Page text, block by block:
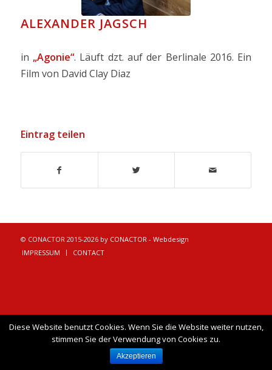
ALEXANDER JAGSCH
in „Agonie“. Läuft dzt. auf der Berlinale 2016. Ein
Film von David Clay Diaz
Eintrag teilen
© CONACTOR 2015-2026 by CONACTOR - Webdesign
IMPRESSUM
CONTACT
Diese Website benutzt Cookies. Wenn Sie die Website weiter nutzen,
stimmen Sie der Verwendung von Cookies zu.
Akzeptieren